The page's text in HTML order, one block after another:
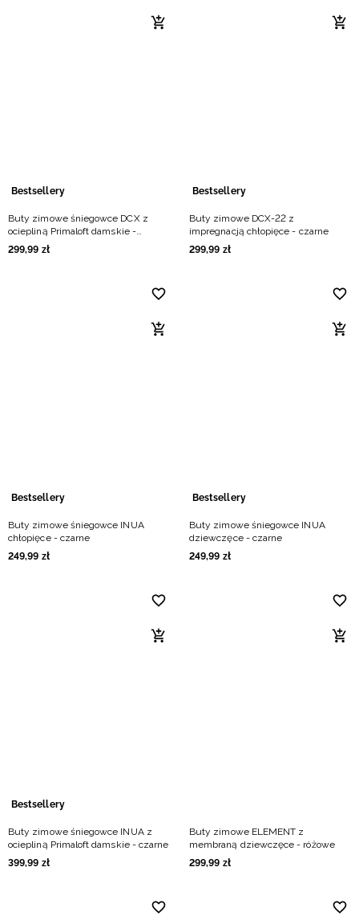
Bestsellery
Buty zimowe śniegowce DCX z
ociepliną Primaloft damskie -
kremowe
299,99 zł
Bestsellery
Buty zimowe DCX-22 z
impregnacją chłopięce - czarne
299,99 zł
Bestsellery
Buty zimowe śniegowce INUA
chłopięce - czarne
249,99 zł
Bestsellery
Buty zimowe śniegowce INUA
dziewczęce - czarne
249,99 zł
Bestsellery
Buty zimowe śniegowce INUA z
ociepliną Primaloft damskie - czarne
399,99 zł
Buty zimowe ELEMENT z
membraną dziewczęce - różowe
299,99 zł